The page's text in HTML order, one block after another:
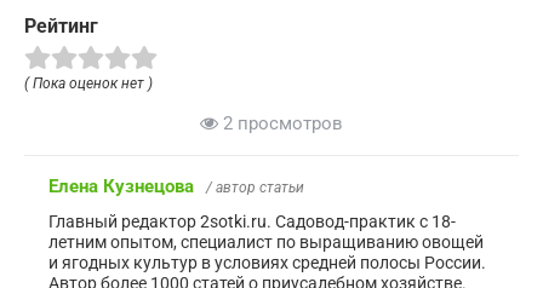
Рейтинг
( Пока оценок нет )
2 просмотров
Елена Кузнецова / автор статьи
Главный редактор 2sotki.ru. Садовод-практик с 18-
летним опытом, специалист по выращиванию овощей
и ягодных культур в условиях средней полосы России.
Автор более 1000 статей о приусадебном хозяйстве.